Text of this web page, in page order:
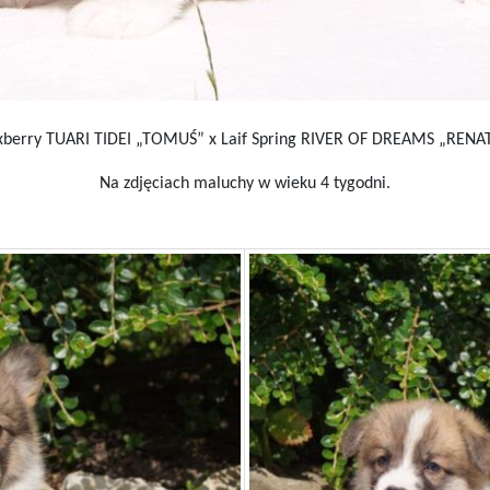
TUARI TIDEI „TOMUŚ” x Laif Spring RIVER OF DREAMS
Na zdjęciach maluchy w wieku 4 tygodni.